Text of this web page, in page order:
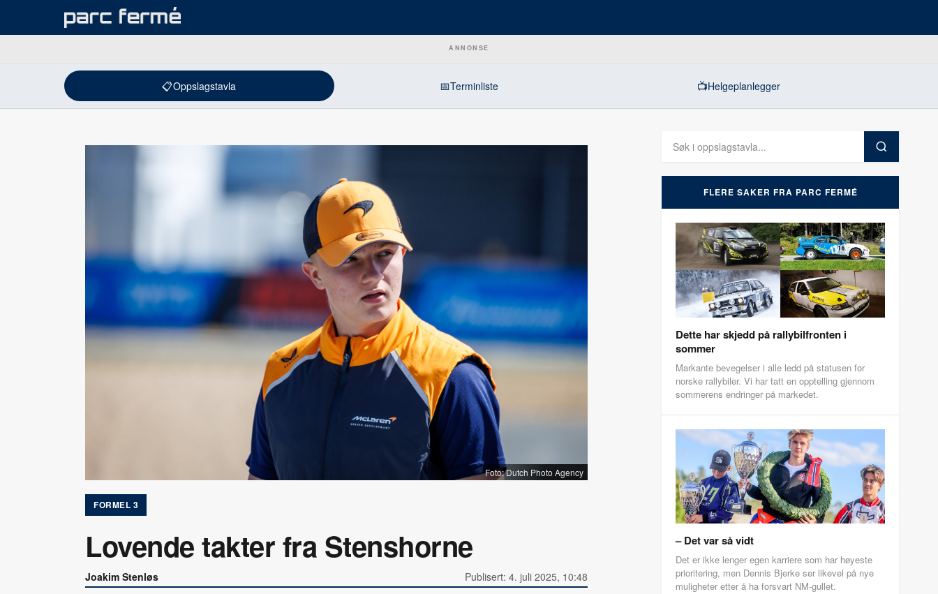
ANNONSE
📋Oppslagstavla 📅Terminliste 📺Helgeplanlegger
Foto: Dutch Photo Agency
FORMEL 3
Lovende takter fra Stenshorne
Joakim Stenløs Publisert: 4. juli 2025, 10:48
FLERE SAKER FRA PARC FERMÉ
Dette har skjedd på rallybilfronten i
sommer
Markante bevegelser i alle ledd på statusen for
norske rallybiler. Vi har tatt en opptelling gjennom
sommerens endringer på markedet.
– Det var så vidt
Det er ikke lenger egen karriere som har høyeste
prioritering, men Dennis Bjerke ser likevel på nye
muligheter etter å ha forsvart NM-gullet.